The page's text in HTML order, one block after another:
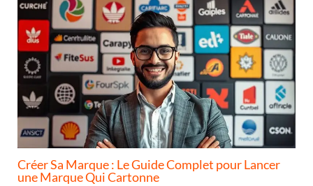
Créer Sa Marque : Le Guide Complet pour Lancer
une Marque Qui Cartonne